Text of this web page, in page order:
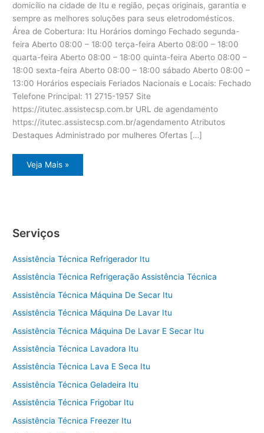
domicílio na cidade de Itu e região, peças originais, garantia e
sempre as melhores soluções para seus eletrodomésticos.
Área de Cobertura: Itu Horários domingo Fechado segunda-
feira Aberto 08:00 – 18:00 terça-feira Aberto 08:00 – 18:00
quarta-feira Aberto 08:00 – 18:00 quinta-feira Aberto 08:00 –
18:00 sexta-feira Aberto 08:00 – 18:00 sábado Aberto 08:00 –
13:00 Horários especiais Feriados Nacionais e Locais: Fechado
Telefone Principal: 11 2715-1957 Site
https://itutec.assistecsp.com.br URL de agendamento
https://itutec.assistecsp.com.br/agendamento Atributos
Destaques Administrado por mulheres Ofertas […]
Assistência
eletrodoméstico
Veja Mais »
Serviços
Assistência Técnica Refrigerador Itu
Assistência Técnica Refrigeração Assistência Técnica
Assistência Técnica Máquina De Secar Itu
Assistência Técnica Máquina De Lavar Itu
Assistência Técnica Máquina De Lavar E Secar Itu
Assistência Técnica Lavadora Itu
Assistência Técnica Lava E Seca Itu
Assistência Técnica Geladeira Itu
Assistência Técnica Frigobar Itu
Assistência Técnica Freezer Itu